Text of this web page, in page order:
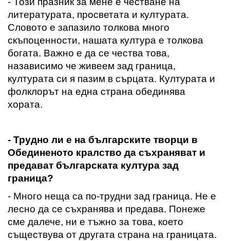
литературата, просветата и културата.
Словото е запазило толкова много
скъпоценности, нашата култура е толкова
богата. Важно е да се чества това,
назависимо че живеем зад граница,
културата си я пазим в сърцата. Културата и
фолклорът на една страна обединява
хората.
- Трудно ли е на българските творци в
Обединеното кралство да съхраняват и
предават българската култура зад
граница?
- Много неща са по-трудни зад граница. Не е
лесно да се съхранява и предава. Понеже
сме далече, ни е тъжно за това, което
съществува от другата страна на границата.